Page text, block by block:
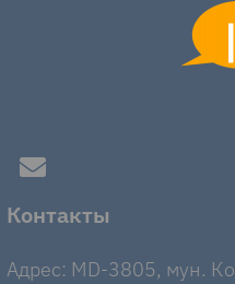
Контакты
Адрес: MD-3805, мун.